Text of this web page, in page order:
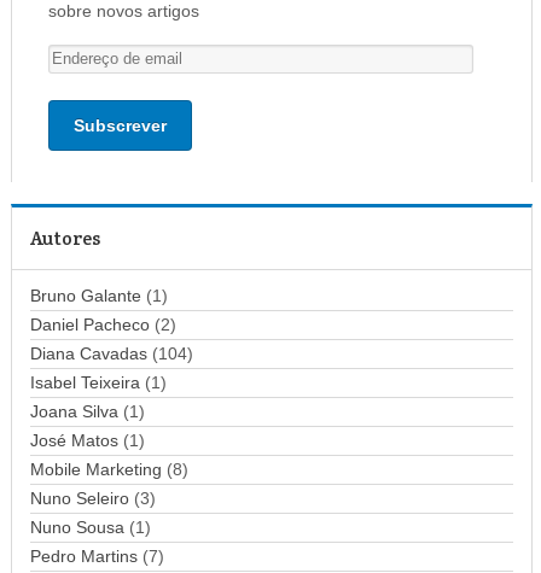
sobre novos artigos
E
n
d
o
d
e
e
m
a
i
l
Autores
Bruno Galante (1)
Daniel Pacheco(2)
Diana Cavadas(104)
Isabel Teixeira (1)
Joana Silva (1)
José Matos(1)
Mobile Marketing (8)
Nuno Seleiro(3)
Nuno Sousa (1)
Pedro Martins(7)